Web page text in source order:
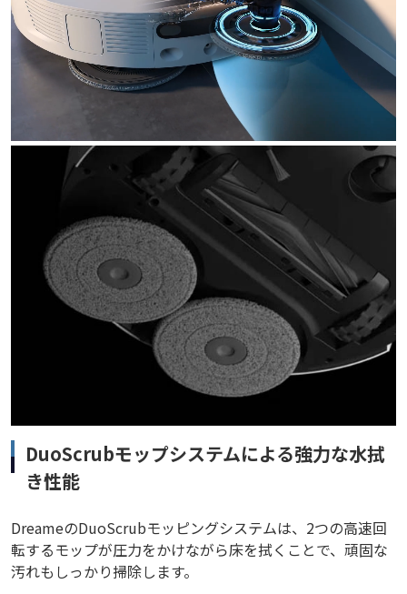
DuoScrubモップシステムによる強力な水拭
き性能
DreameのDuoScrubモッピングシステムは、2つの高速回
転するモップが圧力をかけながら床を拭くことで、頑固な
汚れもしっかり掃除します。